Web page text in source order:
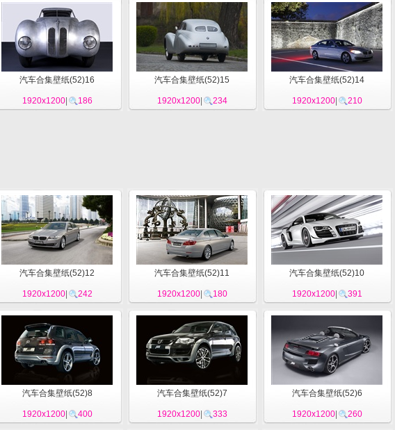
汽车合集壁纸(52)16
1920x1200| 186
汽车合集壁纸(52)15
1920x1200| 234
汽车合集壁纸(52)14
1920x1200| 210
汽车合集壁纸(52)12
1920x1200| 242
汽车合集壁纸(52)11
1920x1200| 180
汽车合集壁纸(52)10
1920x1200| 391
汽车合集壁纸(52)8
1920x1200| 400
汽车合集壁纸(52)7
1920x1200| 333
汽车合集壁纸(52)6
1920x1200| 260